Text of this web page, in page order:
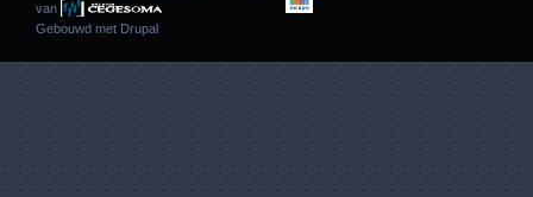
van
Gebouwd met Drupal